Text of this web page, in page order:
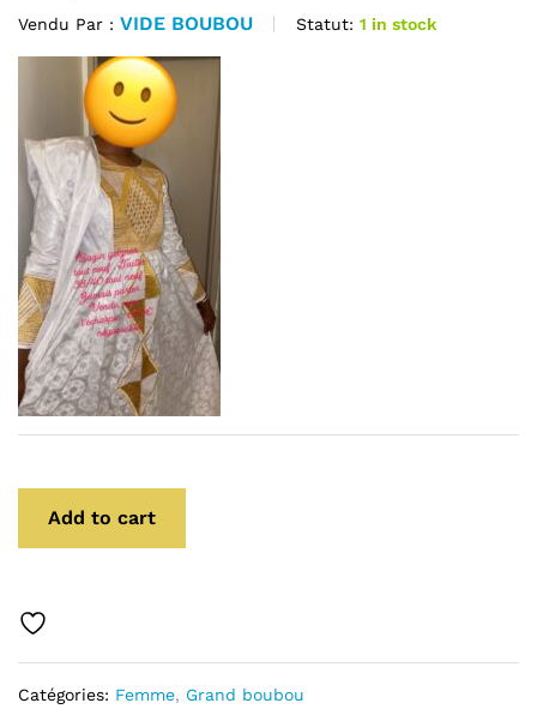
Vendu Par : VIDE BOUBOU Statut: 1 in stock
Add to cart
Catégories: Femme, Grand boubou